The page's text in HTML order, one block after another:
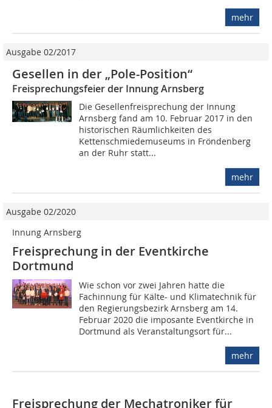
mehr
Ausgabe 02/2017
Gesellen in der „Pole-Position“
Freisprechungsfeier der Innung Arnsberg
Die Gesellenfreisprechung der Innung
Arnsberg fand am 10. Februar 2017 in den
historischen Räumlichkeiten des
Kettenschmiedemuseums in Fröndenberg
an der Ruhr statt...
mehr
Ausgabe 02/2020
Innung Arnsberg
Freisprechung in der Eventkirche
Dortmund
Wie schon vor zwei Jahren hatte die
Fachinnung für Kälte- und Klimatechnik für
den Regierungsbezirk Arnsberg am 14.
Februar 2020 die imposante Eventkirche in
Dortmund als Veranstaltungsort für...
mehr
Freisprechung der Mechatroniker für